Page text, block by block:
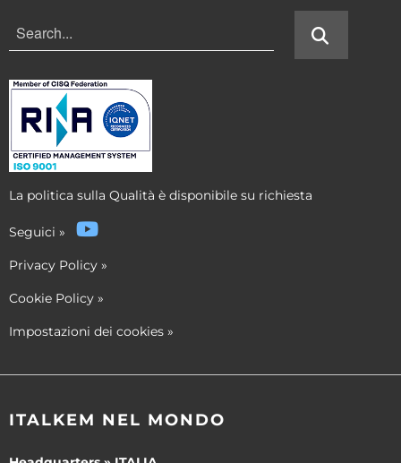
La politica sulla Qualità è disponibile su richiesta
Seguici »
Privacy Policy »
Cookie Policy »
Impostazioni dei cookies »
ITALKEM NEL MONDO